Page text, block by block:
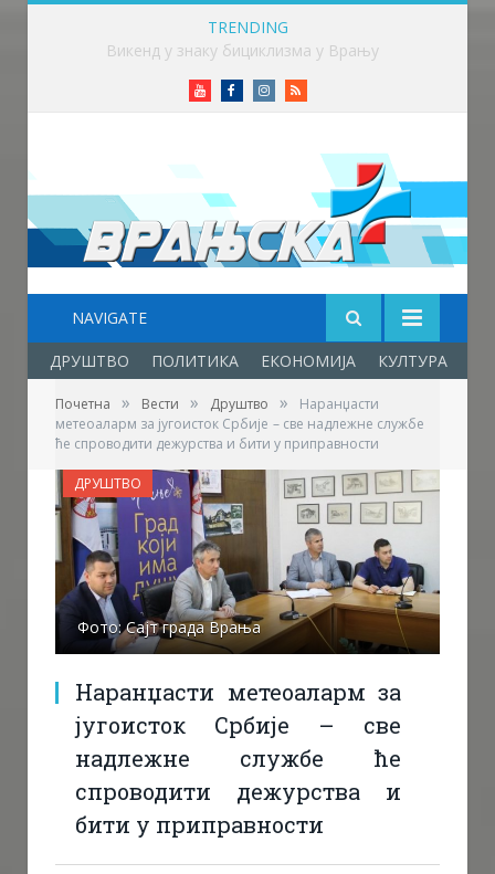
TRENDING
Викенд у знаку бициклизма у Врању
YoutubeFacebookInstagram
RSS
NAVIGATE
ДРУШТВО ПОЛИТИКА ЕКОНОМИЈА КУЛТУРА
Почетна » Вести » Друштво »
Наранџасти
метеоаларм за југоисток Србије – све надлежне службе
ће спроводити дежурства и бити у приправности
Фото: Сајт града Врања
Наранџасти метеоаларм за
југоисток Србије – све
надлежне службе ће
спроводити дежурства и
бити у приправности
ДРУШТВО